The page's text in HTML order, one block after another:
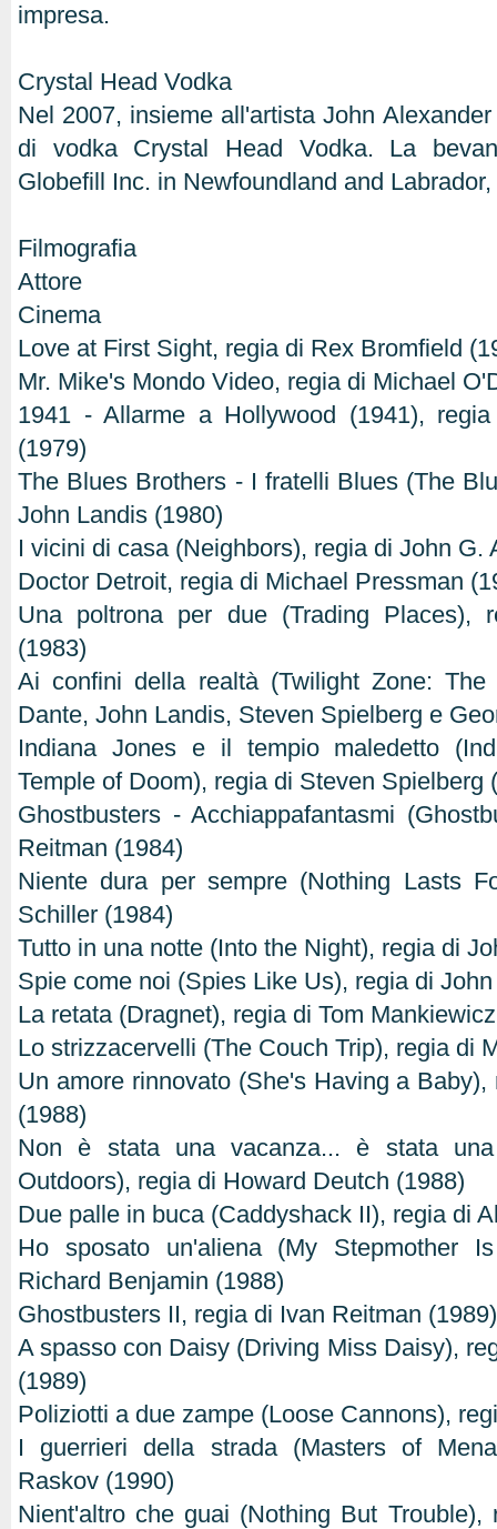
impresa.
Crystal Head Vodka
Nel 2007, insieme all'artista John
di vodka Crystal Head Vodka. La
Globefill Inc. in Newfoundland and
Filmografia
Attore
Cinema
Love at First Sight, regia di Rex Bromfield
Mr. Mike's Mondo Video, regia di Michael
1941 - Allarme a Hollywood (1941),
(1979)
The Blues Brothers - I fratelli Blues (The
John Landis (1980)
I vicini di casa (Neighbors), regia di John G.
Doctor Detroit, regia di Michael Pressman
Una poltrona per due (Trading Places),
(1983)
Ai confini della realtà (Twilight Zone:
Dante, John Landis, Steven Spielberg e
Indiana Jones e il tempio maledetto
Temple of Doom), regia di Steven Spielberg
Ghostbusters - Acchiappafantasmi
Reitman (1984)
Niente dura per sempre (Nothing Lasts
Schiller (1984)
Tutto in una notte (Into the Night), regia di
Spie come noi (Spies Like Us), regia di
La retata (Dragnet), regia di Tom
Lo strizzacervelli (The Couch Trip), regia di
Un amore rinnovato (She's Having a
(1988)
Non è stata una vacanza... è stata
Outdoors), regia di Howard Deutch (1988)
Due palle in buca (Caddyshack II), regia di
Ho sposato un'aliena (My Stepmother
Richard Benjamin (1988)
Ghostbusters II, regia di Ivan Reitman (1989)
A spasso con Daisy (Driving Miss Daisy),
(1989)
Poliziotti a due zampe (Loose Cannons),
I guerrieri della strada (Masters of
Raskov (1990)
Nient'altro che guai (Nothing But Trouble),